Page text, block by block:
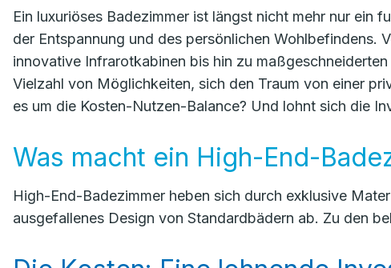
Ein luxuriöses Badezimmer ist längst nicht mehr nur ein
der Entspannung und des persönlichen Wohlbefindens.
innovative Infrarotkabinen bis hin zu
Vielzahl von Möglichkeiten, sich den Traum von einer
es um die Kosten-Nutzen-Balance? Und lohnt sich die
Was macht ein High-End-
High-End-Badezimmer heben sich durch exklusive
ausgefallenes Design von Standardbädern ab. Zu den